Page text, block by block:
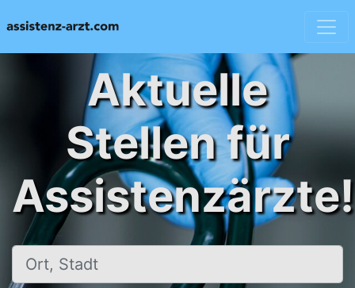
Aktuelle
Stellen für
Assistenzärzte!
Ort, Stadt